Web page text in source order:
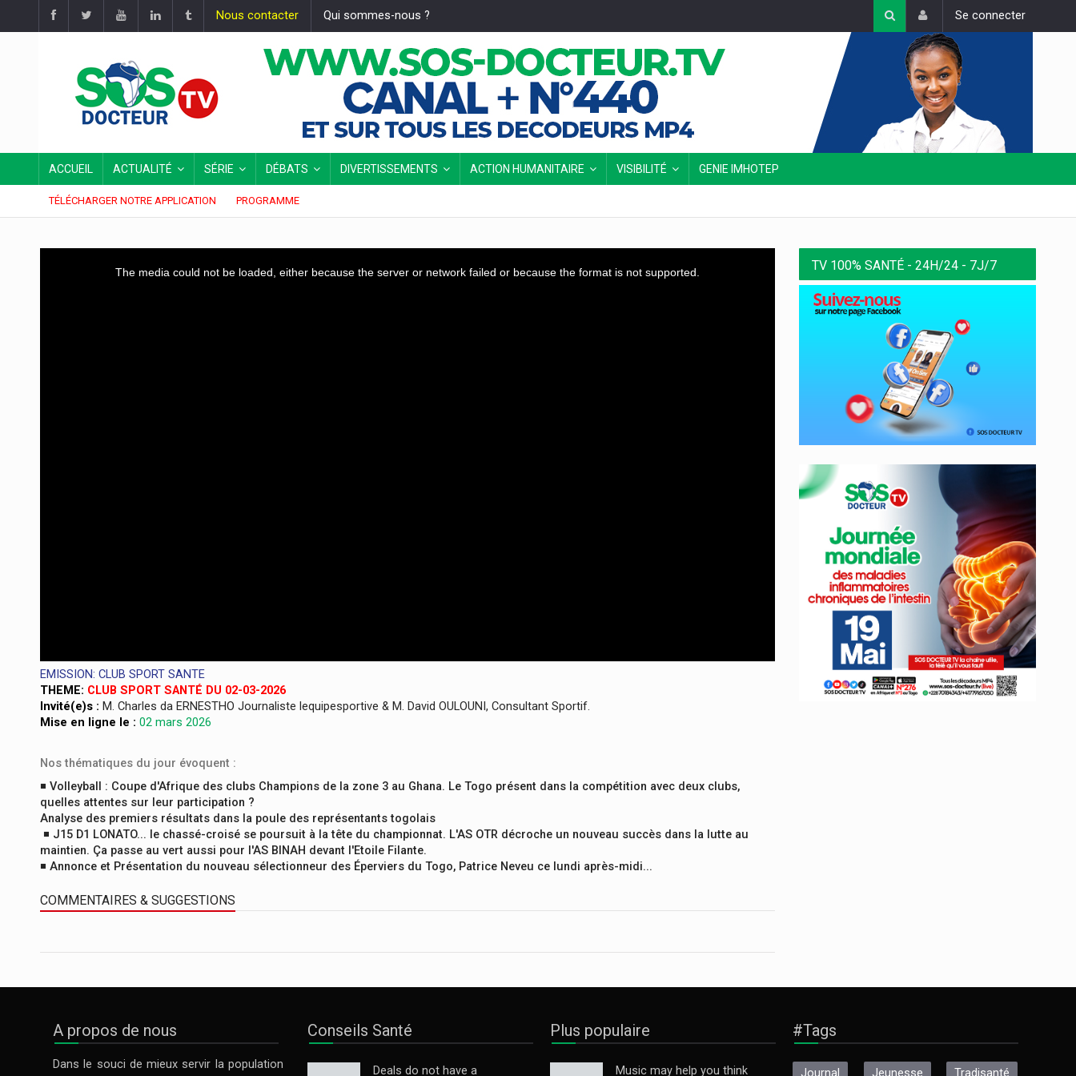
Nous contacter Qui sommes-nous ? Se connecter
ACCUEIL ACTUALITÉ SÉRIE DÉBATS DIVERTISSEMENTS ACTION HUMANITAIRE VISIBILITÉ GENIE IMHOTEP
TÉLÉCHARGER NOTRE APPLICATION PROGRAMME
The media could not be loaded, either because the server or network failed or because the format is not supported.
EMISSION: CLUB SPORT SANTE
THEME: CLUB SPORT SANTÉ DU 02-03-2026
Invité(e)s : M. Charles da ERNESTHO Journaliste lequipesportive & M. David OULOUNI, Consultant Sportif.
Mise en ligne le : 02 mars 2026
Nos thématiques du jour évoquent :
◾ Volleyball : Coupe d'Afrique des clubs Champions de la zone 3 au Ghana. Le Togo présent dans la compétition avec deux clubs,
quelles attentes sur leur participation ?
Analyse des premiers résultats dans la poule des représentants togolais
◾ J15 D1 LONATO... le chassé-croisé se poursuit à la tête du championnat. L'AS OTR décroche un nouveau succès dans la lutte au
maintien. Ça passe au vert aussi pour l'AS BINAH devant l'Etoile Filante.
◾ Annonce et Présentation du nouveau sélectionneur des Éperviers du Togo, Patrice Neveu ce lundi après-midi...
COMMENTAIRES & SUGGESTIONS
TV 100% SANTÉ - 24H/24 - 7J/7
A propos de nous
Dans le souci de mieux servir la population
Conseils Santé
Deals do not have a
Plus populaire
Music may help you think
#Tags